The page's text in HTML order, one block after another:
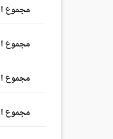
مجموع
مجموع
مجموع
مجموع